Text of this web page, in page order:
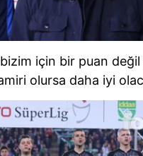
için bir puan
olursa daha iyi